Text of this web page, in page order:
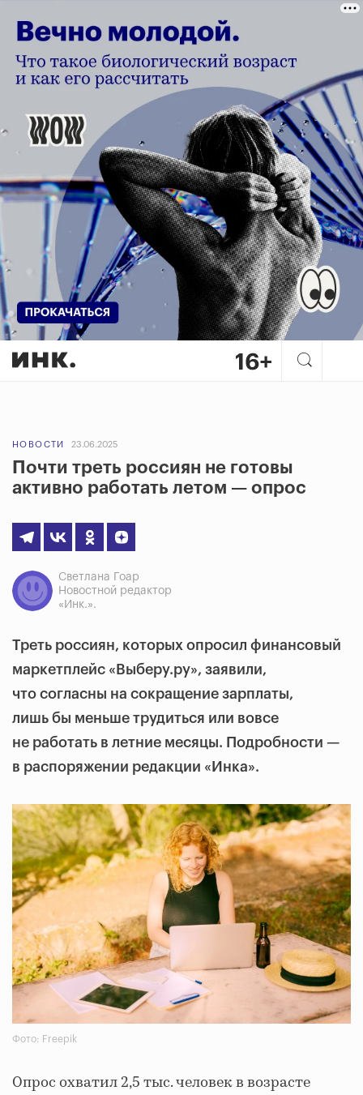
НОВОСТИ 23.06.2025
Почти треть россиян не готовы
активно работать летом — опрос
Светлана Гоар
Новостной редактор
«Инк.».
Треть россиян, которых опросил финансовый
маркетплейс «Выберу.ру», заявили,
что согласны на сокращение зарплаты,
лишь бы меньше трудиться или вовсе
не работать в летние месяцы. Подробности —
в распоряжении редакции «Инка».
Фото: Freepik
Опрос охватил 2,5 тыс. человек в возрасте